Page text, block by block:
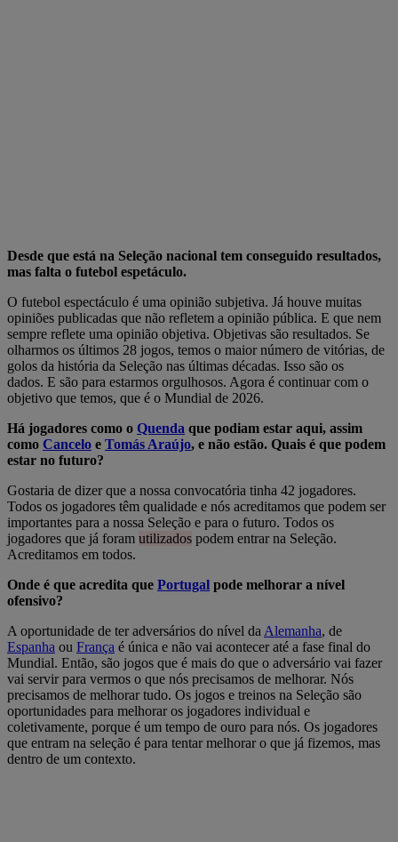
Desde que está na Seleção nacional tem conseguido resultados,
mas falta o futebol espetáculo.
O futebol espectáculo é uma opinião subjetiva. Já houve muitas
opiniões publicadas que não refletem a opinião pública. E que nem
sempre reflete uma opinião objetiva. Objetivas são resultados. Se
olharmos os últimos 28 jogos, temos o maior número de vitórias, de
golos da história da Seleção nas últimas décadas. Isso são os
dados. E são para estarmos orgulhosos. Agora é continuar com o
objetivo que temos, que é o Mundial de 2026.
Há jogadores como o Quenda que podiam estar aqui, assim
como Cancelo e Tomás Araújo, e não estão. Quais é que podem
estar no futuro?
Gostaria de dizer que a nossa convocatória tinha 42 jogadores.
Todos os jogadores têm qualidade e nós acreditamos que podem ser
importantes para a nossa Seleção e para o futuro. Todos os
jogadores que já foram utilizados podem entrar na Seleção.
Acreditamos em todos.
Onde é que acredita que Portugal pode melhorar a nível
ofensivo?
A oportunidade de ter adversários do nível da Alemanha, de
Espanha ou França é única e não vai acontecer até a fase final do
Mundial. Então, são jogos que é mais do que o adversário vai fazer
vai servir para vermos o que nós precisamos de melhorar. Nós
precisamos de melhorar tudo. Os jogos e treinos na Seleção são
oportunidades para melhorar os jogadores individual e
coletivamente, porque é um tempo de ouro para nós. Os jogadores
que entram na seleção é para tentar melhorar o que já fizemos, mas
dentro de um contexto.